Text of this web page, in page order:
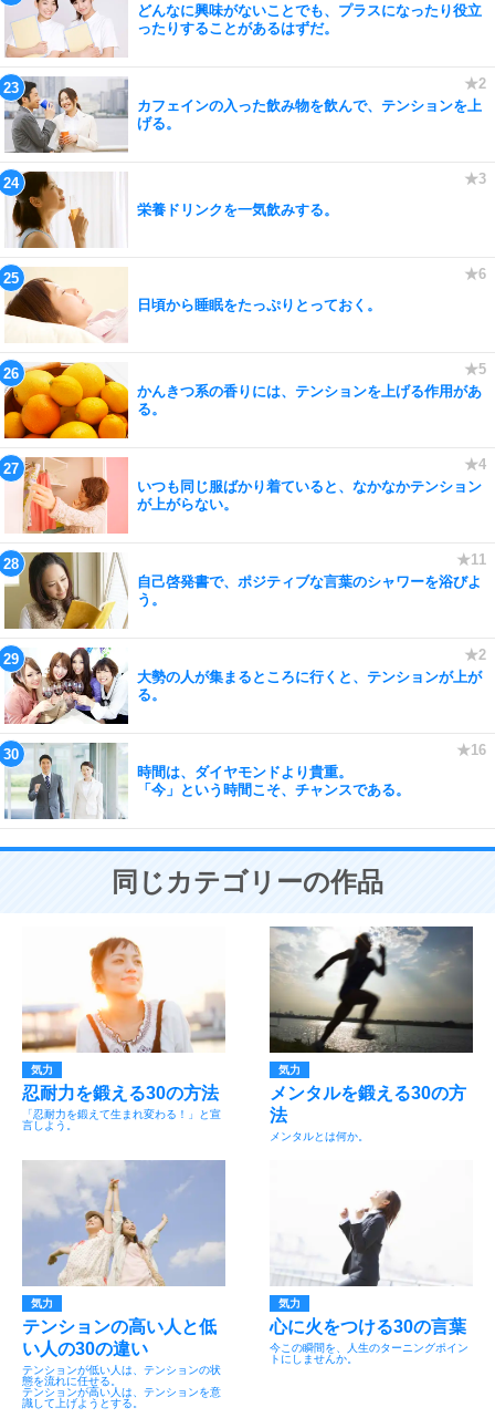
どんなに興味がないことでも、プラスになったり役立
ったりすることがあるはずだ。
カフェインの入った飲み物を飲んで、テンションを上
げる。
栄養ドリンクを一気飲みする。
日頃から睡眠をたっぷりとっておく。
かんきつ系の香りには、テンションを上げる作用があ
る。
いつも同じ服ばかり着ていると、なかなかテンション
が上がらない。
自己啓発書で、ポジティブな言葉のシャワーを浴びよ
う。
大勢の人が集まるところに行くと、テンションが上が
る。
時間は、ダイヤモンドより貴重。
「今」という時間こそ、チャンスである。
同じカテゴリーの作品
気力
忍耐力を鍛える30の方法
「忍耐力を鍛えて生まれ変わる！」と宣
言しよう。
気力
メンタルを鍛える30の方
法
メンタルとは何か。
気力
テンションの高い人と低
い人の30の違い
テンションが低い人は、テンションの状
態を流れに任せる。
テンションが高い人は、テンションを意
識して上げようとする。
気力
心に火をつける30の言葉
今この瞬間を、人生のターニングポイン
トにしませんか。